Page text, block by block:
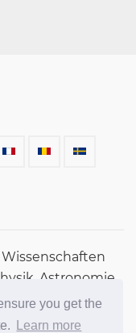
you get the
Learn more
Astronomie,
Erfahren Sie